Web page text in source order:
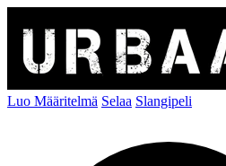
Luo Määritelmä Selaa Slangipeli